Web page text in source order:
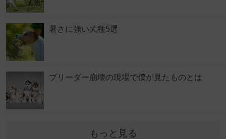
暑さに強い犬種5選
ブリーダー崩壊の現場で僕が見たものとは
もっと見る